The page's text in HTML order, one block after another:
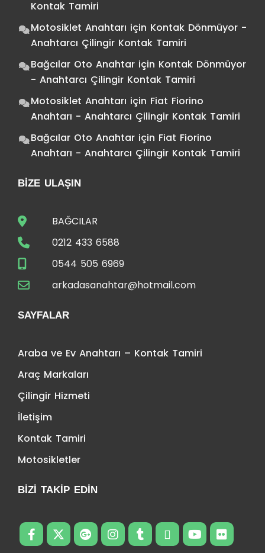
Kontak Tamiri
Motosiklet Anahtarı için Kontak Dönmüyor -
Anahtarcı Çilingir Kontak Tamiri
Bağcılar Oto Anahtar için Kontak Dönmüyor
- Anahtarcı Çilingir Kontak Tamiri
Motosiklet Anahtarı için Fiat Fiorino
Anahtarı - Anahtarcı Çilingir Kontak Tamiri
Bağcılar Oto Anahtar için Fiat Fiorino
Anahtarı - Anahtarcı Çilingir Kontak Tamiri
BIZE ULAŞIN
BAĞCILAR
0212 433 6588
0544 505 6969
arkadasanahtar@hotmail.com
SAYFALAR
Araba ve Ev Anahtarı – Kontak Tamiri
Araç Markaları
Çilingir Hizmeti
İletişim
Kontak Tamiri
Motosikletler
BIZI TAKIP EDIN